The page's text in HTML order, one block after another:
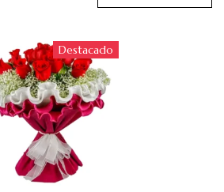
Destacado